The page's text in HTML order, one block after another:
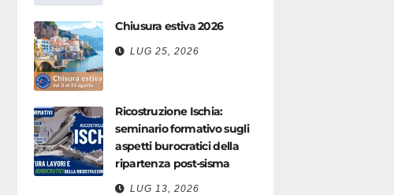
Chiusura estiva 2026
LUG 25, 2026
Ricostruzione Ischia:
seminario formativo sugli
aspetti burocratici della
ripartenza post-sisma
LUG 13, 2026